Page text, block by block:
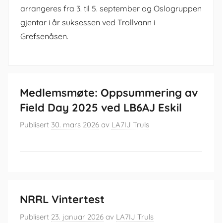
arrangeres fra 3. til 5. september og Oslogruppen
gjentar i år suksessen ved Trollvann i
Grefsenåsen.
Medlemsmøte: Oppsummering av
Field Day 2025 ved LB6AJ Eskil
Publisert 30. mars 2026 av LA7IJ Truls
NRRL Vintertest
Publisert 23. januar 2026 av LA7IJ Truls